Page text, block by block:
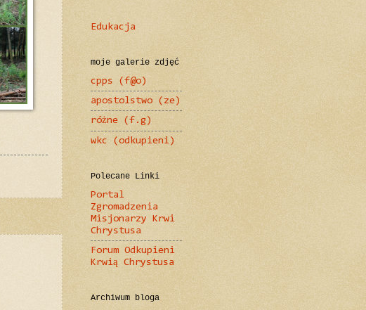
Edukacja
moje galerie zdjęć
cpps (f@o)
apostolstwo (ze)
różne (f.g)
wkc (odkupieni)
Polecane Linki
Portal
Zgromadzenia
Misjonarzy Krwi
Chrystusa
Forum Odkupieni
Krwią Chrystusa
Archiwum bloga